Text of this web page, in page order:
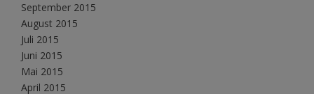
September 2015
August 2015
Juli 2015
Juni 2015
Mai 2015
April 2015